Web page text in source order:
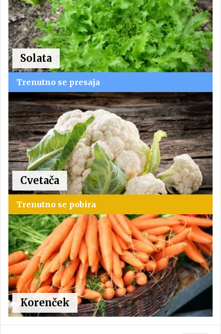
Solata
Trenutno se presaja
Cvetača
Trenutno se pobira
Korenček